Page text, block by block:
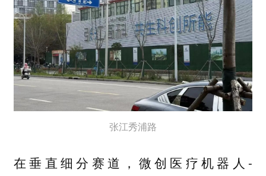
张江秀浦路
在垂直细分赛道，微创医疗机器人-